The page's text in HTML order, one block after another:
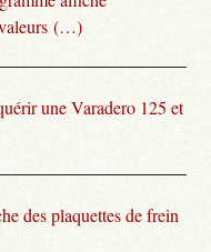
(…)
une Varadero 125 et
des plaquettes de frein